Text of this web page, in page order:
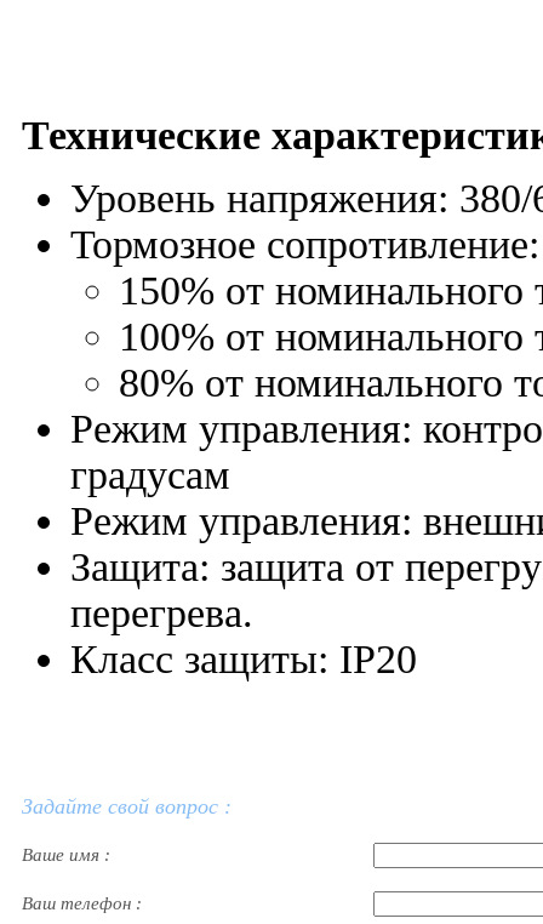
Технические
Уровень напряжения:
Тормозное сопротивление:
150% от номинального
100% от
80% от номинального
Режим управления:
градусам
Режим управления:
Защита: защита от
перегрева.
Класс защиты: IP20
Задайте свой вопрос :
Ваше имя :
Ваш телефон :